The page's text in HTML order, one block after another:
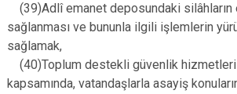
(39)Adlî emanet deposundaki silâhların
sağlanması ve bununla ilgili işlemlerin
sağlamak,
(40)Toplum destekli güvenlik
kapsamında, vatandaşlarla asayiş